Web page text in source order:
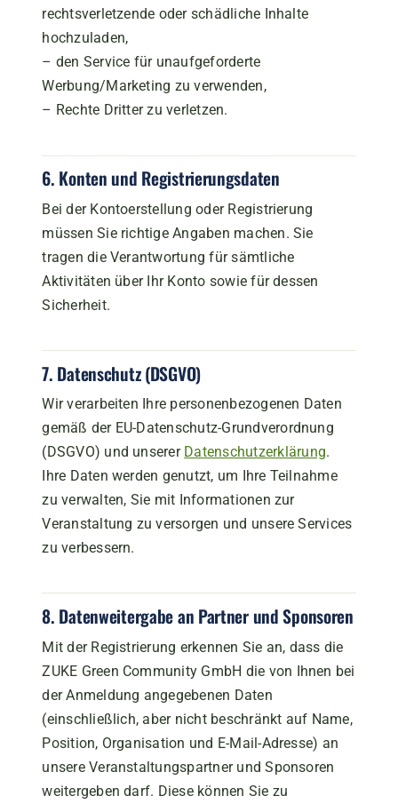
rechtsverletzende oder schädliche Inhalte
hochzuladen,
– den Service für unaufgeforderte
Werbung/Marketing zu verwenden,
– Rechte Dritter zu verletzen.
6. Konten und Registrierungsdaten
Bei der Kontoerstellung oder Registrierung
müssen Sie richtige Angaben machen. Sie
tragen die Verantwortung für sämtliche
Aktivitäten über Ihr Konto sowie für dessen
Sicherheit.
7. Datenschutz (DSGVO)
Wir verarbeiten Ihre personenbezogenen Daten
gemäß der EU-Datenschutz-Grundverordnung
(DSGVO) und unserer Datenschutzerklärung.
Ihre Daten werden genutzt, um Ihre Teilnahme
zu verwalten, Sie mit Informationen zur
Veranstaltung zu versorgen und unsere Services
zu verbessern.
8. Datenweitergabe an Partner und Sponsoren
Mit der Registrierung erkennen Sie an, dass die
ZUKE Green Community GmbH die von Ihnen bei
der Anmeldung angegebenen Daten
(einschließlich, aber nicht beschränkt auf Name,
Position, Organisation und E-Mail-Adresse) an
unsere Veranstaltungspartner und Sponsoren
weitergeben darf. Diese können Sie zu